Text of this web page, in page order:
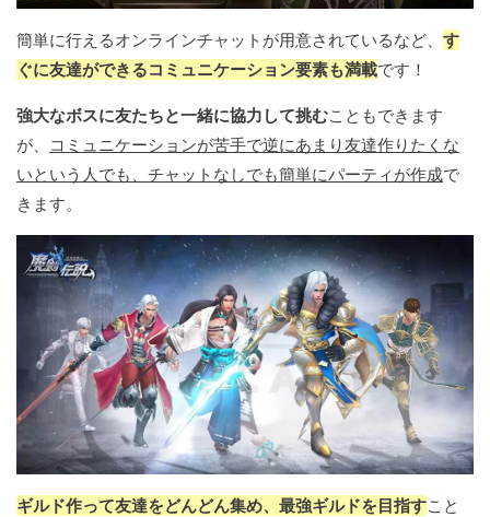
簡単に行えるオンラインチャットが用意されているなど、 す
ぐに友達ができるコミュニケーション要素も満載です！
強大なボスに友たちと一緒に協力して挑むこともできます
が、
コミュニケーションが苦手で逆にあまり友達作りたくな
いという人でも、チャットなしでも簡単にパーティが作成で
きます。
ギルド作って友達をどんどん集め、最強ギルドを目指すこと